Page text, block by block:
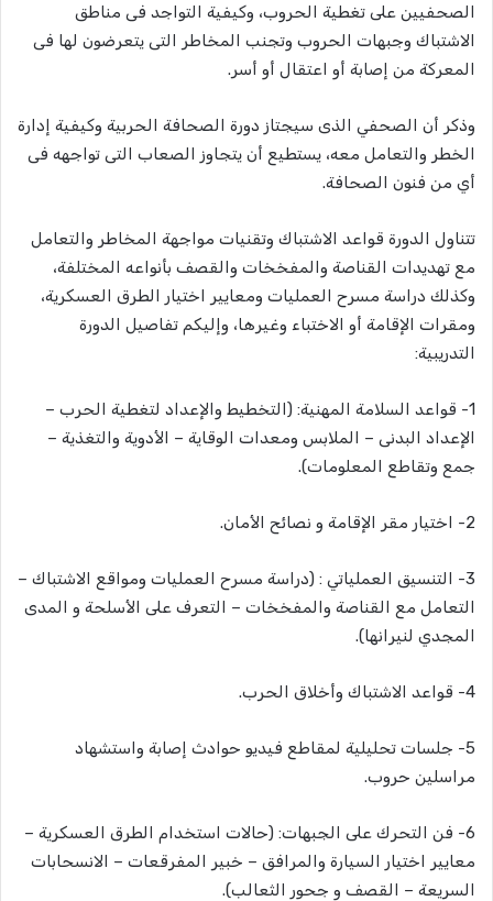
الصحفيين على تغطية الحروب، وكيفية التواجد فى مناطق
الاشتباك وجبهات الحروب وتجنب المخاطر التى يتعرضون لها فى
المعركة من إصابة أو اعتقال أو أسر.
وذكر أن الصحفي الذى سيجتاز دورة الصحافة الحربية وكيفية إدارة
الخطر والتعامل معه، يستطيع أن يتجاوز الصعاب التى تواجهه فى
أي من فنون الصحافة.
تتناول الدورة قواعد الاشتباك وتقنيات مواجهة المخاطر والتعامل
مع تهديدات القناصة والمفخخات والقصف بأنواعه المختلفة،
وكذلك دراسة مسرح العمليات ومعايير اختيار الطرق العسكرية،
ومقرات الإقامة أو الاختباء وغيرها، وإليكم تفاصيل الدورة
التدريبية:
1- قواعد السلامة المهنية: (التخطيط والإعداد لتغطية الحرب –
الإعداد البدنى – الملابس ومعدات الوقاية – الأدوية والتغذية –
جمع وتقاطع المعلومات).
2- اختيار مقر الإقامة و نصائح الأمان.
3- التنسيق العملياتي : (دراسة مسرح العمليات ومواقع الاشتباك –
التعامل مع القناصة والمفخخات – التعرف على الأسلحة و المدى
المجدي لنيرانها).
4- قواعد الاشتباك وأخلاق الحرب.
5- جلسات تحليلية لمقاطع فيديو حوادث إصابة واستشهاد
مراسلين حروب.
6- فن التحرك على الجبهات: (حالات استخدام الطرق العسكرية –
معايير اختيار السيارة والمرافق – خبير المفرقعات – الانسحابات
السريعة – القصف و جحور الثعالب).